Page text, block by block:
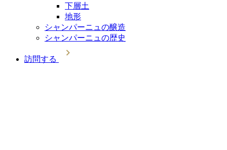
下層土
地形
シャンパーニュの醸造
シャンパーニュの歴史
訪問する